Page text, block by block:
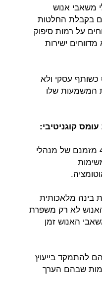
משאבי אנוש
בקבלת החלטות
על רמות סיפוק
שלא מדווחים ישירות
עסקי ולא
המשמעות שלו
ממחקר של דלויט עולה, כי כ-45% מזמנם של מנהלי
בינה מלאכותית
לא רק משפרת
האנוש זמן
להתמקד בייעוץ
שבהם הערך